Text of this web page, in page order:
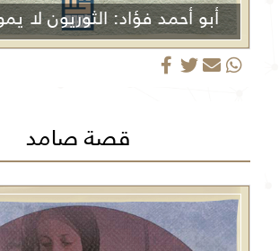
أبو أحمد فؤاد: الثوريون لا
قصة صامد